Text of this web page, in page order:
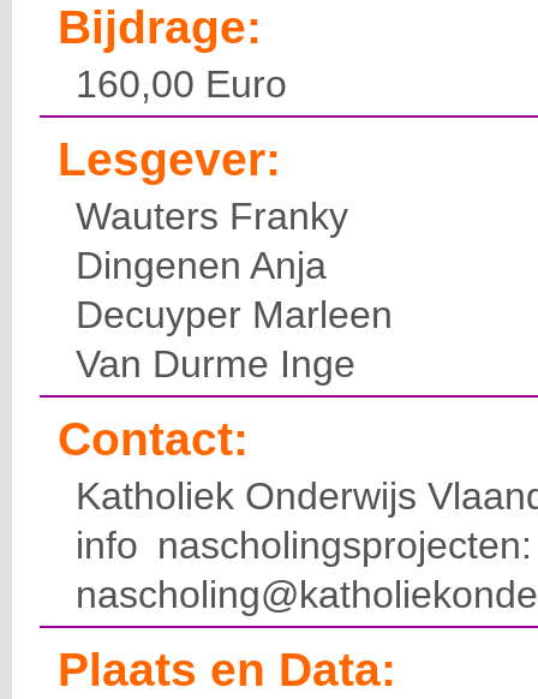
Bijdrage:
160,00 Euro
Lesgever:
Wauters Franky
Dingenen Anja
Decuyper Marleen
Van Durme Inge
Contact:
Katholiek Onderwijs
info
Plaats en Data: